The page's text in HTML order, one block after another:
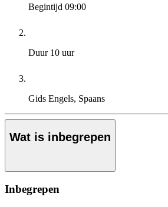
Begintijd 09:00
Duur 10 uur
Gids Engels, Spaans
Wat is inbegrepen
Inbegrepen